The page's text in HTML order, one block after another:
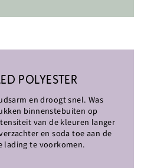
POLYESTER
en droogt snel. Was
binnenstebuiten op
van de kleuren langer
en soda toe aan de
lading te voorkomen.